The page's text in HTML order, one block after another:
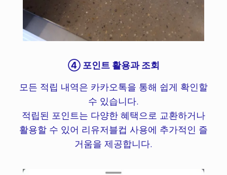
④ 포인트 활용과 조회
모든 적립 내역은 카카오톡을 통해 쉽게 확인할
수 있습니다.
적립된 포인트는 다양한 혜택으로 교환하거나
활용할 수 있어 리유저블컵 사용에 추가적인 즐
거움을 제공합니다.